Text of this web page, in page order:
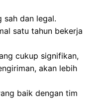
sah dan legal.
satu tahun bekerja
cukup signifikan,
akan lebih
baik dengan tim